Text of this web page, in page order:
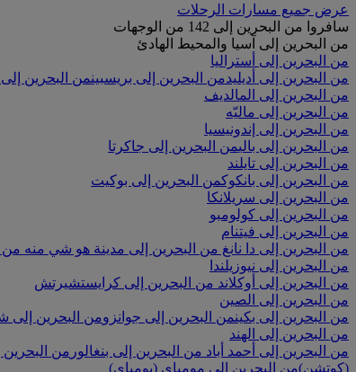
عرض جميع مسارات الرحلات
سافروا من البحرين إلى 142 من الوجهات
من البحرين إلى آسيا والمحيط الهادئ
من البحرين إلى أستراليا
من البحرين إلى أديليدمن البحرين إلى بريسبينمن البحرين إلى
من البحرين إلى المالديف
من البحرين إلى ماليّه
من البحرين إلى إندونيسيا
من البحرين إلى باليمن البحرين إلى جاكرتا
من البحرين إلى تايلند
من البحرين إلى بانكوكمن البحرين إلى بوكيت
من البحرين إلى سريلانكا
من البحرين إلى كولومبو
من البحرين إلى فيتنام
من البحرين إلى دا نانغ من البحرين إلى مدينة هو شي منه من
من البحرين إلى نيوزيلندا
من البحرين إلى أوكلاند من البحرين إلى كرايستشيرتش
من البحرين إلى الصين
من البحرين إلى بكينمن البحرين إلى جوانزومن البحرين إلى
من البحرين إلى الهند
من البحرين إلى أحمد أباد من البحرين إلى بنغالور من
(كوتشن)من البحرين إلى مومباي (بومباي)